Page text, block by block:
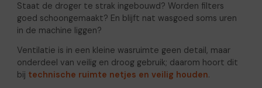
Staat de droger te strak ingebouwd? Worden filters
goed schoongemaakt? En blijft nat wasgoed soms uren
in de machine liggen?
Ventilatie is in een kleine wasruimte geen detail, maar
onderdeel van veilig en droog gebruik; daarom hoort dit
bij technische ruimte netjes en veilig houden.